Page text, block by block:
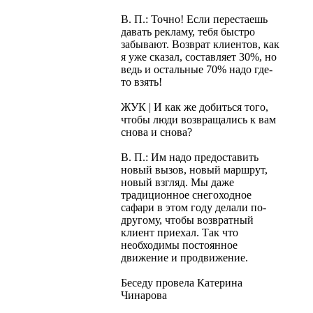
В. П.: Точно! Если перестаешь
давать рекламу, тебя быстро
забывают. Возврат клиентов, как
я уже сказал, составляет 30%, но
ведь и остальные 70% надо где-
то взять!
ЖУК | И как же добиться того,
чтобы люди возвращались к вам
снова и снова?
В. П.: Им надо предоставить
новый вызов, новый маршрут,
новый взгляд. Мы даже
традиционное снегоходное
сафари в этом году делали по-
другому, чтобы возвратный
клиент приехал. Так что
необходимы постоянное
движение и продвижение.
Беседу провела Катерина
Чинарова